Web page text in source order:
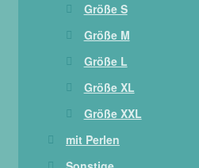
Größe S
Größe M
Größe L
Größe XL
Größe XXL
mit Perlen